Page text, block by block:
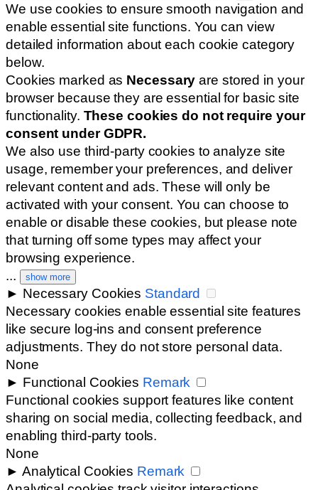
We use cookies to ensure smooth navigation and
enable essential site functions. You can view
detailed information about each cookie category
below.
Cookies marked as Necessary are stored in your
browser because they are essential for basic site
functionality. These cookies do not require your
consent under GDPR.
We also use third-party cookies to analyze site
usage, remember your preferences, and deliver
relevant content and ads. These will only be
activated with your consent. You can choose to
enable or disable these cookies, but please note
that turning off some types may affect your
browsing experience.
...
show more
► Necessary Cookies Standard
Necessary cookies enable essential site features
like secure log-ins and consent preference
adjustments. They do not store personal data.
None
► Functional Cookies Remark
Functional cookies support features like content
sharing on social media, collecting feedback, and
enabling third-party tools.
None
► Analytical Cookies Remark